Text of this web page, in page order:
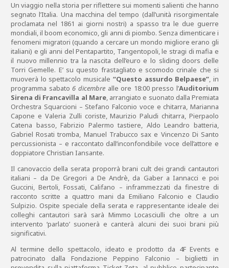
Un viaggio nella storia per riflettere sui momenti salienti che hanno
segnato l’Italia. Una macchina del tempo (dall’unità risorgimentale
proclamata nel 1861 ai giorni nostri) a spasso tra le due guerre
mondiali, il boom economico, gli anni di piombo. Senza dimenticare i
fenomeni migratori (quando a cercare un mondo migliore erano gli
italiani) e gli anni del Pentapartito, Tangentopoli, le stragi di mafia e
il nuovo millennio tra la nascita dell’euro e lo sliding doors delle
Torri Gemelle. E’ su questo frastagliato e scomodo crinale che si
muoverà lo spettacolo musicale “Questo assurdo Belpaese”, in
programma sabato 6 dicembrealle ore 18:00 presso l’Auditorium
Sirena di Francavilla al Mare, arrangiato e suonato dalla Premiata
Orchestra Squarcioni – Stefano Falconio voce e chitarra, Marianna
Capone e Valeria Zulli coriste, Maurizio Paludi chitarra, Pierpaolo
Catena basso, Fabrizio Palermo tastiere, Aldo Leandro batteria,
Gabriel Rosati tromba, Manuel Trabucco sax e Vincenzo Di Santo
percussionista – e raccontato dall’inconfondibile voce dell’attore e
doppiatore Christian Iansante.
Il canovaccio della serata proporrà brani cult dei grandi cantautori
italiani – da De Gregori a De Andrè, da Gaber a Iannacci e poi
Guccini, Bertoli, Fossati, Califano – inframmezzati da finestre di
racconto scritte a quattro mani da Emiliano Falconio e Claudio
Sulpizio. Ospite speciale della serata e rappresentante ideale dei
colleghi cantautori sarà sarà Mimmo Locasciulli che oltre a un
intervento ‘parlato’ suonerà e canterà alcuni dei suoi brani più
significativi.
Al termine dello spettacolo, ideato e prodotto da 4F Events e
patrocinato dalla Fondazione Peppino Falconio – biglietti in